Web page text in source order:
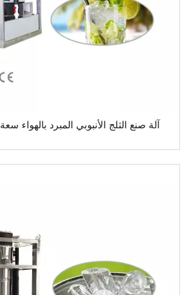
آلة صنع الثلج الأنبوبي المبرد بالهواء سعة 10 طن من ICESTA